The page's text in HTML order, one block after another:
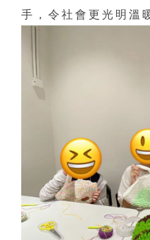
手，令社會更光明溫